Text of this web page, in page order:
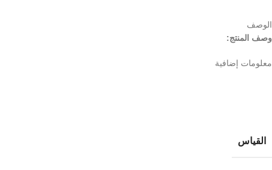
الوصف
وصف المنتج:
معلومات إضافية
القياس